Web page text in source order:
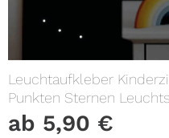
Leuchtaufkleber
Punkten Sternen
Lichtschalter
ab 5,90 €